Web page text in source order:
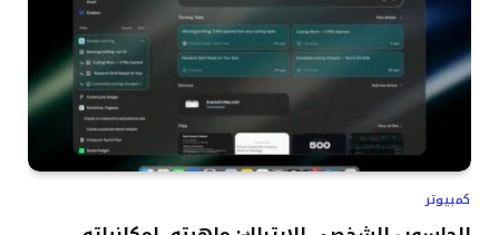
كمبيوتر